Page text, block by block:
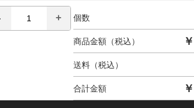
個数
商品金額（税込） ￥
送料（税込）
合計金額 ￥